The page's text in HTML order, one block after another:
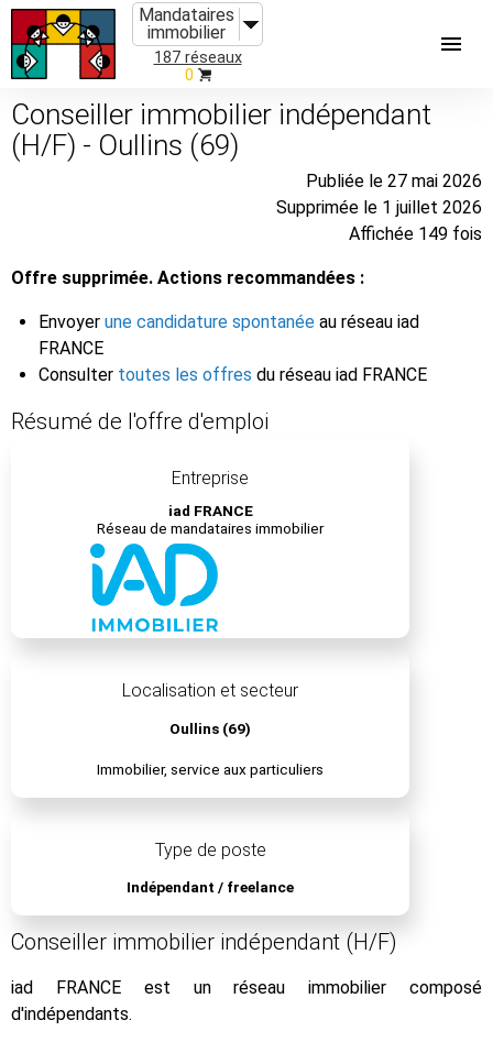
Mandataires
immobilier
187 réseaux
0
Conseiller immobilier indépendant
(H/F) - Oullins (69)
Publiée le 27 mai 2026
Supprimée le 1 juillet 2026
Affichée 149 fois
Offre supprimée. Actions recommandées :
Envoyer une candidature spontanée au réseau iad
FRANCE
Consulter toutes les offres du réseau iad FRANCE
Résumé de l'offre d'emploi
Entreprise
iad FRANCE
Réseau de mandataires immobilier
Localisation et secteur
Oullins (69)
Immobilier, service aux particuliers
Type de poste
Indépendant / freelance
Conseiller immobilier indépendant (H/F)
iad FRANCE est un réseau immobilier composé
d'indépendants.